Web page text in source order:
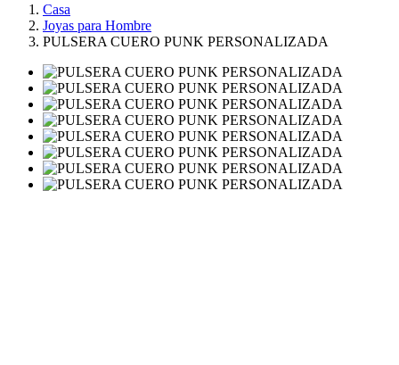
Casa
Joyas para Hombre
PULSERA CUERO PUNK PERSONALIZADA